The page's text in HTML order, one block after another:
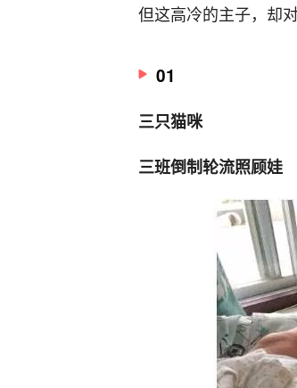
但这高冷的主子，却
01
三只猫咪
三班倒制轮流照顾娃